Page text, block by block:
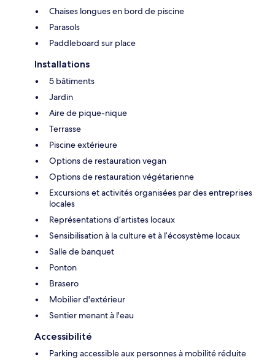
Chaises longues en bord de piscine
Parasols
Paddleboard sur place
Installations
5 bâtiments
Jardin
Aire de pique-nique
Terrasse
Piscine extérieure
Options de restauration vegan
Options de restauration végétarienne
Excursions et activités organisées par des entreprises
locales
Représentations d’artistes locaux
Sensibilisation à la culture et à l’écosystème locaux
Salle de banquet
Ponton
Brasero
Mobilier d'extérieur
Sentier menant à l'eau
Accessibilité
Parking accessible aux personnes à mobilité réduite